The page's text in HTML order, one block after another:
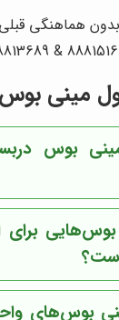
هماهنگی
مینی
بوس
برای
بوس‌های